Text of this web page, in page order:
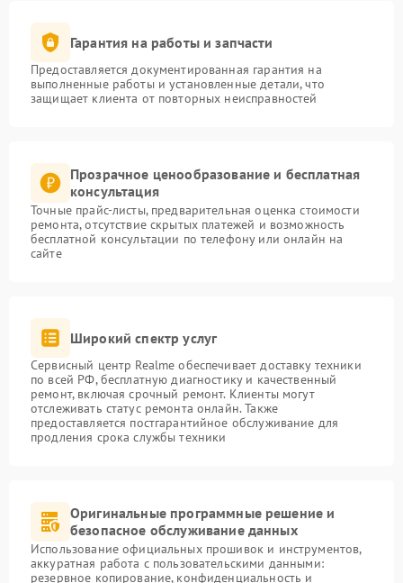
Гарантия на работы и запчасти
Предоставляется документированная гарантия на
выполненные работы и установленные детали, что
защищает клиента от повторных неисправностей
Прозрачное ценообразование и бесплатная
консультация
Точные прайс-листы, предварительная оценка стоимости
ремонта, отсутствие скрытых платежей и возможность
бесплатной консультации по телефону или онлайн на
сайте
Широкий спектр услуг
Сервисный центр Realme обеспечивает доставку техники
по всей РФ, бесплатную диагностику и качественный
ремонт, включая срочный ремонт. Клиенты могут
отслеживать статус ремонта онлайн. Также
предоставляется постгарантийное обслуживание для
продления срока службы техники
Оригинальные программные решение и
безопасное обслуживание данных
Использование официальных прошивок и инструментов,
аккуратная работа с пользовательскими данными:
резервное копирование, конфиденциальность и